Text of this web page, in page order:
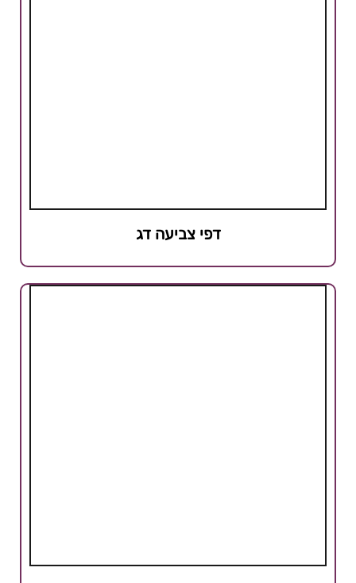
דפי צביעה דג